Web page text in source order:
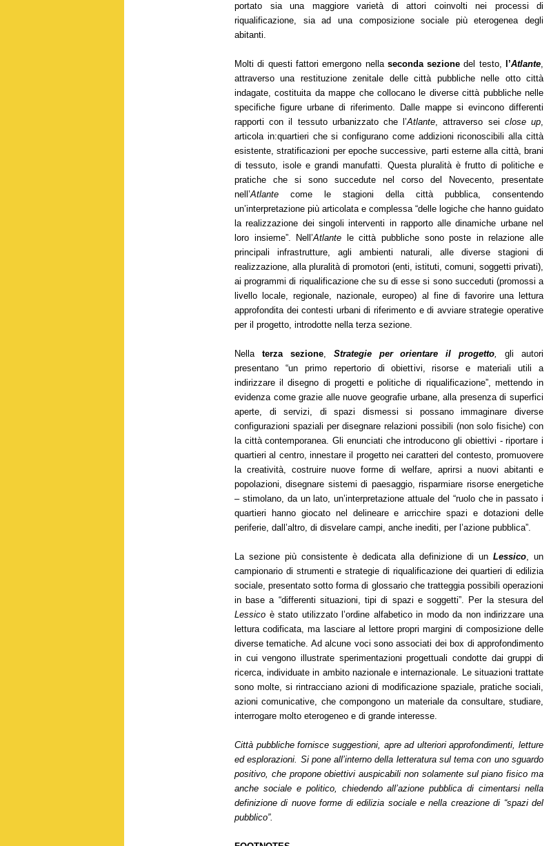
portato sia una maggiore varietà di attori coinvolti nei processi di
riqualificazione, sia ad una composizione sociale più eterogenea degli
abitanti.
Molti di questi fattori emergono nella seconda sezione del testo, l’Atlante,
attraverso una restituzione zenitale delle città pubbliche nelle otto città
indagate, costituita da mappe che collocano le diverse città pubbliche nelle
specifiche figure urbane di riferimento. Dalle mappe si evincono differenti
rapporti con il tessuto urbanizzato che l’Atlante, attraverso sei close up,
articola in:quartieri che si configurano come addizioni riconoscibili alla città
esistente, stratificazioni per epoche successive, parti esterne alla città, brani
di tessuto, isole e grandi manufatti. Questa pluralità è frutto di politiche e
pratiche che si sono succedute nel corso del Novecento, presentate
nell’Atlante come le stagioni della città pubblica, consentendo
un’interpretazione più articolata e complessa “delle logiche che hanno guidato
la realizzazione dei singoli interventi in rapporto alle dinamiche urbane nel
loro insieme”. Nell’Atlante le città pubbliche sono poste in relazione alle
principali infrastrutture, agli ambienti naturali, alle diverse stagioni di
realizzazione, alla pluralità di promotori (enti, istituti, comuni, soggetti privati),
ai programmi di riqualificazione che su di esse si sono succeduti (promossi a
livello locale, regionale, nazionale, europeo) al fine di favorire una lettura
approfondita dei contesti urbani di riferimento e di avviare strategie operative
per il progetto, introdotte nella terza sezione.
Nella terza sezione, Strategie per orientare il progetto,gli autori
presentano “un primo repertorio di obiettivi, risorse e materiali utili a
indirizzare il disegno di progetti e politiche di riqualificazione”, mettendo in
evidenza come grazie alle nuove geografie urbane, alla presenza di superfici
aperte, di servizi, di spazi dismessi si possano immaginare diverse
configurazioni spaziali per disegnare relazioni possibili (non solo fisiche) con
la città contemporanea. Gli enunciati che introducono gli obiettivi - riportare i
quartieri al centro, innestare il progetto nei caratteri del contesto, promuovere
la creatività, costruire nuove forme di welfare, aprirsi a nuovi abitanti e
popolazioni, disegnare sistemi di paesaggio, risparmiare risorse energetiche
– stimolano, da un lato, un’interpretazione attuale del “ruolo che in passato i
quartieri hanno giocato nel delineare e arricchire spazi e dotazioni delle
periferie, dall’altro, di disvelare campi, anche inediti, per l’azione pubblica”.
La sezione più consistente è dedicata alla definizione di un Lessico, un
campionario di strumenti e strategie di riqualificazione dei quartieri di edilizia
sociale, presentato sotto forma di glossario che tratteggia possibili operazioni
in base a “differenti situazioni, tipi di spazi e soggetti”. Per la stesura del
Lessico è stato utilizzato l’ordine alfabetico in modo da non indirizzare una
lettura codificata, ma lasciare al lettore propri margini di composizione delle
diverse tematiche. Ad alcune voci sono associati dei box di approfondimento
in cui vengono illustrate sperimentazioni progettuali condotte dai gruppi di
ricerca, individuate in ambito nazionale e internazionale. Le situazioni trattate
sono molte, si rintracciano azioni di modificazione spaziale, pratiche sociali,
azioni comunicative, che compongono un materiale da consultare, studiare,
interrogare molto eterogeneo e di grande interesse.
Città pubbliche fornisce suggestioni, apre ad ulteriori approfondimenti, letture
ed esplorazioni. Si pone all’interno della letteratura sul tema con uno sguardo
positivo, che propone obiettivi auspicabili non solamente sul piano fisico ma
anche sociale e politico, chiedendo all’azione pubblica di cimentarsi nella
definizione di nuove forme di edilizia sociale e nella creazione di “spazi del
pubblico”.